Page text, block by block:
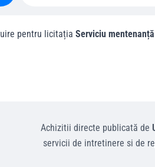
pentru licitația Serviciu
Achizitii directe publicată de
servicii de intretinere si de